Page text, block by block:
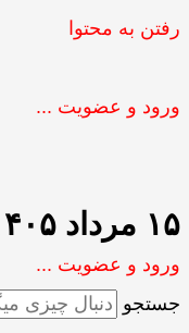
رفتن به محتوا
ورود و عضویت ...
۱۵ مرداد ۱۴۰۵ ساعت ۱۶:۴۶
ورود و عضویت ...
جستجو